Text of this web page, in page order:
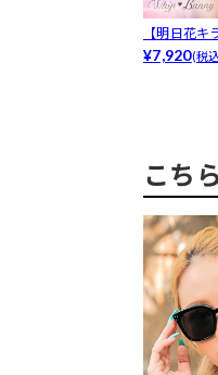
【明日花キ
WhipB...
¥7,920(税
こち